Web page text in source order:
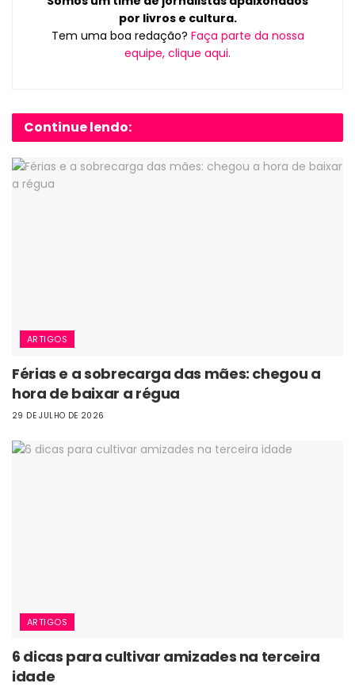
por livros e cultura.
Tem uma boa redação? Faça parte da nossa
equipe, clique aqui.
Continue lendo:
ARTIGOS
Férias e a sobrecarga das mães: chegou a
hora de baixar a régua
29 DE JULHO DE 2026
ARTIGOS
6 dicas para cultivar amizades na terceira
idade